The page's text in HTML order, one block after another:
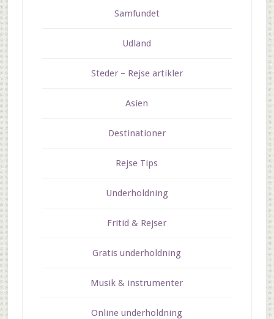
Samfundet
Udland
Steder – Rejse artikler
Asien
Destinationer
Rejse Tips
Underholdning
Fritid & Rejser
Gratis underholdning
Musik & instrumenter
Online underholdning